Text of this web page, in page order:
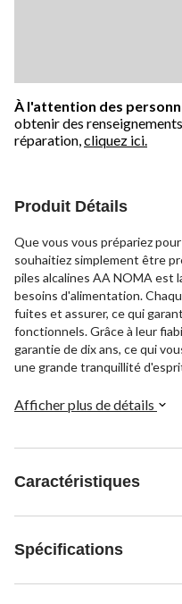
À l'attention des
obtenir des
réparation,cliquez ici.
Produit Détails
Que vous vous prépariez
souhaitiez simplement être
piles alcalines AA NOMA est
besoins d'alimentation.
fuites et assurer, ce qui
fonctionnels. Grâce à leur
garantie de dix ans, ce qui
une grande tranquillité
gadgets et outils ménagers.
Afficher plus de détails
Caractéristiques
Spécifications